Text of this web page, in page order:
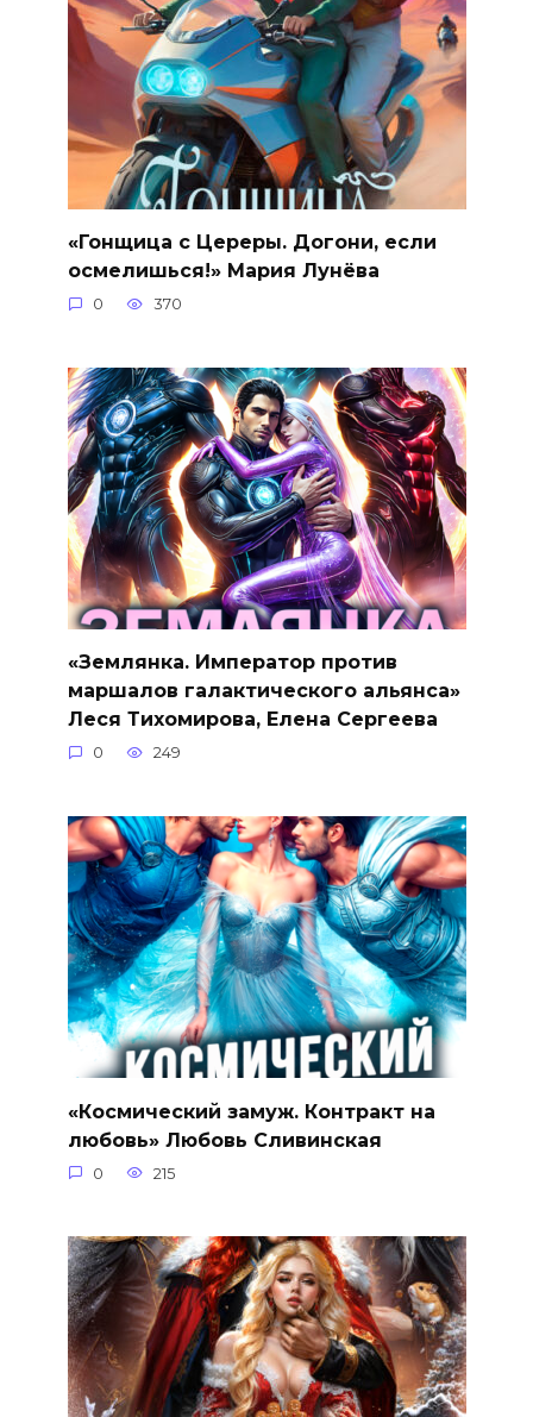
«Гонщица с Цереры. Догони, если
осмелишься!» Мария Лунёва
0 370
«Землянка. Император против
маршалов галактического альянса»
Леся Тихомирова, Елена Сергеева
0 249
«Космический замуж. Контракт на
любовь» Любовь Сливинская
0 215